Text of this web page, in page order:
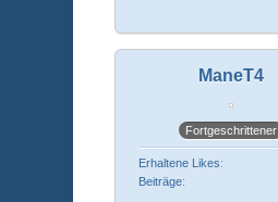
ManeT4
Fortgeschrittener
Erhaltene Likes
Beiträge